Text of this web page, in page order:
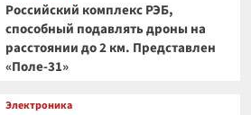
Российский комплекс РЭБ,
способный подавлять дроны на
расстоянии до 2 км. Представлен
«Поле-31»
Электроника